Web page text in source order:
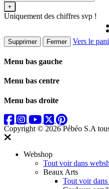
+
Uniquement des chiffres svp !
Supprimer Fermer Vers le
Menu bas gauche
Menu bas centre
Menu bas droite
Copyright © 2026 Pébéo S.A
Webshop
Tout voir dans
Beaux Arts
Tout voir dans